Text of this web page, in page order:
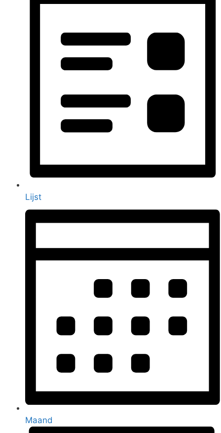
Lijst
Maand